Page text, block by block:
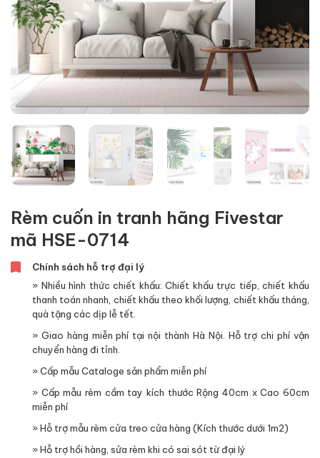
Rèm cuốn in tranh hãng Fivestar
mã HSE-0714
Chính sách hỗ trợ đại lý
» Nhiều hình thức chiết khấu: Chiết khấu trực tiếp, chiết khấu
thanh toán nhanh, chiết khấu theo khối lượng, chiết khấu tháng,
quà tặng các dịp lễ tết.
» Giao hàng miễn phí tại nội thành Hà Nội. Hỗ trợ chi phí vận
chuyển hàng đi tỉnh.
» Cấp mẫu Cataloge sản phẩm miễn phí
» Cấp mẫu rèm cầm tay kích thước Rộng 40cm x Cao 60cm
miễn phí
» Hỗ trợ mẫu rèm cửa treo cửa hàng (Kích thước dưới 1m2)
» Hỗ trợ hồi hàng, sửa rèm khi có sai sót từ đại lý